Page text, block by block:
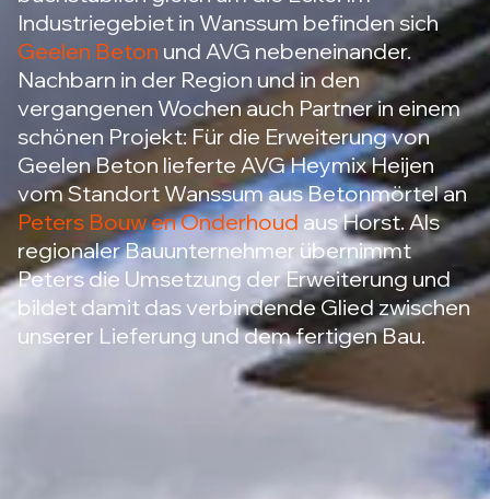
Industriegebiet in Wanssum befinden sich
Geelen Beton und AVG nebeneinander.
Nachbarn in der Region und in den
vergangenen Wochen auch Partner in einem
schönen Projekt: Für die Erweiterung von
Geelen Beton lieferte AVG Heymix Heijen
vom Standort Wanssum aus Betonmörtel an
Peters Bouw en Onderhoud aus Horst. Als
regionaler Bauunternehmer übernimmt
Peters die Umsetzung der Erweiterung und
bildet damit das verbindende Glied zwischen
unserer Lieferung und dem fertigen Bau.